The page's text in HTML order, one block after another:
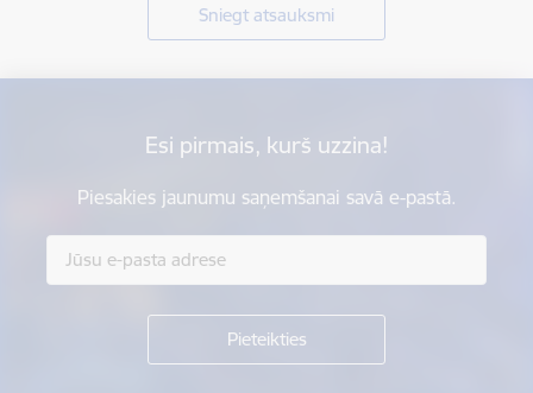
Sniegt atsauksmi
Esi pirmais, kurš uzzina!
Piesakies jaunumu saņemšanai savā e-pastā.